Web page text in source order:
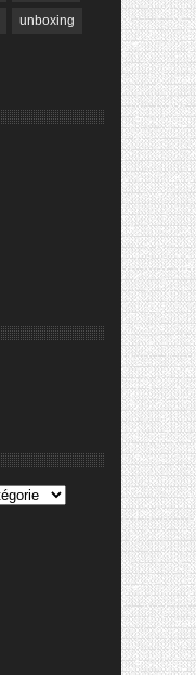
unboxing